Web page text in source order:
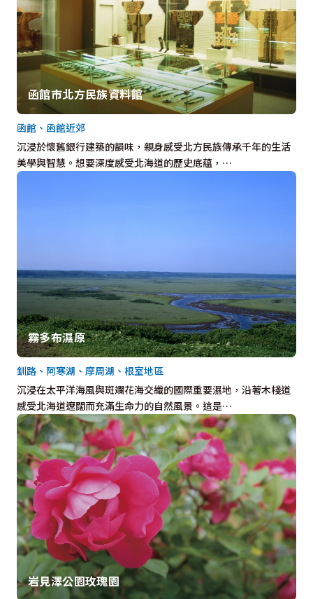
函館市北方民族資料館
沉浸於懷舊銀行建築的韻味，親身感受北方民族傳承千年的生活
美學與智慧。想要深度感受北海道的歷史底蘊，…
函館、函館近郊
霧多布濕原
沉浸在太平洋海風與斑斕花海交織的國際重要濕地，沿著木棧道
感受北海道遼闊而充滿生命力的自然風景。這是…
釧路、阿寒湖、摩周湖、根室地區
岩見澤公園玫瑰園